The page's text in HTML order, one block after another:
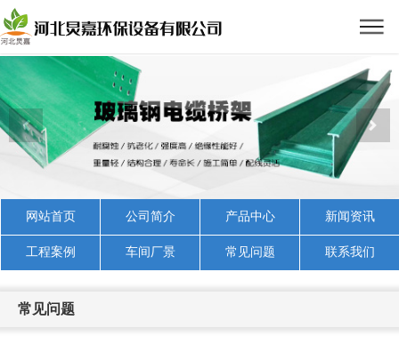
网站首页 公司简介 产品中心 新闻资讯
工程案例 车间厂景 常见问题 联系我们
常见问题